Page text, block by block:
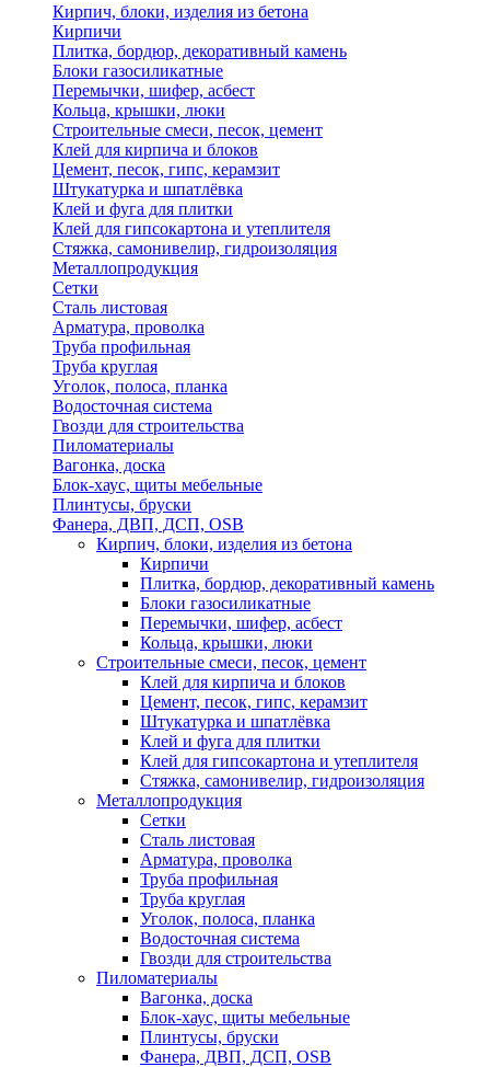
Кирпич, блоки, изделия из бетона
Кирпичи
Плитка, бордюр, декоративный камень
Блоки газосиликатные
Перемычки, шифер, асбест
Кольца, крышки, люки
Строительные смеси, песок, цемент
Клей для кирпича и блоков
Цемент, песок, гипс, керамзит
Штукатурка и шпатлёвка
Клей и фуга для плитки
Клей для гипсокартона и утеплителя
Стяжка, самонивелир, гидроизоляция
Металлопродукция
Сетки
Сталь листовая
Арматура, проволка
Труба профильная
Труба круглая
Уголок, полоса, планка
Водосточная система
Гвозди для строительства
Пиломатериалы
Вагонка, доска
Блок-хаус, щиты мебельные
Плинтусы, бруски
Фанера, ДВП, ДСП, OSB
Кирпич, блоки, изделия из бетона
Кирпичи
Плитка, бордюр, декоративный камень
Блоки газосиликатные
Перемычки, шифер, асбест
Кольца, крышки, люки
Строительные смеси, песок, цемент
Клей для кирпича и блоков
Цемент, песок, гипс, керамзит
Штукатурка и шпатлёвка
Клей и фуга для плитки
Клей для гипсокартона и утеплителя
Стяжка, самонивелир, гидроизоляция
Металлопродукция
Сетки
Сталь листовая
Арматура, проволка
Труба профильная
Труба круглая
Уголок, полоса, планка
Водосточная система
Гвозди для строительства
Пиломатериалы
Вагонка, доска
Блок-хаус, щиты мебельные
Плинтусы, бруски
Фанера, ДВП, ДСП, OSB